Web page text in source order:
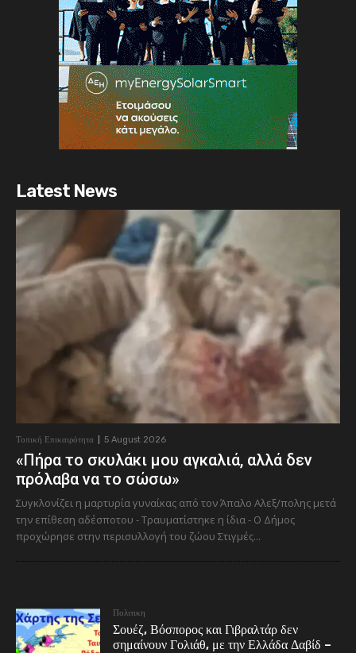
Latest News
Τοπική Επικαιρότητα 5 August 2026
«Πήρα το σκυλάκι μου αγκαλιά, αλλά δεν
πρόλαβα να το σώσω»
Συγκλονίζει η μαρτυρία γυναίκας από τον Άπαλο Αλεξ/πολης μετά
την επίθεση αδέσποτου - Τραυματίστηκε η ίδια - Ο Δήμος
προχώρησε στην περισυλλογή του ζώου Στιγμές...
Πολιτικη
Σουέζ, Βόσπορος και Γιβραλτάρ δεν
σημαίνουν Γολιάθ, με την Ελλάδα Δαβίδ –